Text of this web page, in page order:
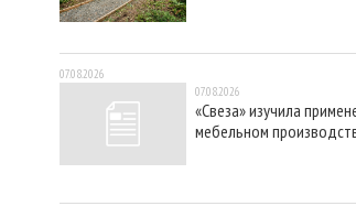
07.08.2026
07.08.2026
«Свеза» изучила
мебельном